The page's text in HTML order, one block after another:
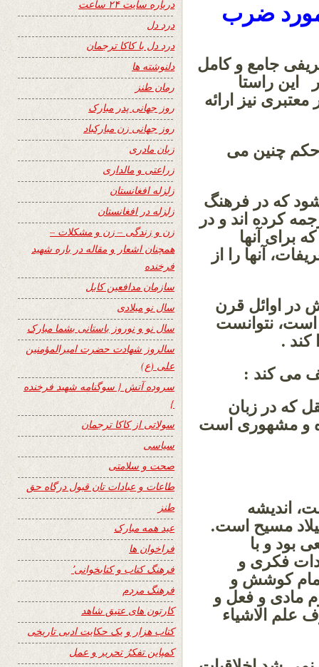
ضرب
جامع و کامل
این راستا
نیز ارائه
حکم چنین می
که در فرهنگ
کرده اند و در
برای آنها
آنها را از
در اوائل قرن
است، نتوانست
کند .
می کند :
که در زبان
و مشهوری است
اندیشه
مسیح است.
بود و با
فکری و
کوشش و
مادی و فعل و
علم الاشیاء
درباره سایت ۲۴ ساعت
درد دل
درد دل با کاکا ترجمان
دلنوشته ها
رمان طنز
روز جهانی پدر مبارک
روز جهانی زن مبارکباد
زبان مادری
زراعتی و مالداری
زلزله افغانستان
زلزله در افغانستان
زن و زندگی – زن و مشکلات –
همچنان اشعار و مقاله در باره شهید
فرخنده
سازمان مدافعین کابل
سال نو میلادی
سال نو و نوروز باستانی بشما مبارک
سالروز شهادت حضرت امیرالمؤمنین
علی (ع)
سروده آتش { سوگنامه شهید فرخنده
}
سولاتی از کاکا ترجمان
سیاسی
صحت و سلامتی
طاعات و عبادات تان قبول درگاه حق
طنز
عید همه مبارک
فراخوان ها
فرهنگ کتاب و کتابخوانی٬
فرهنگ مردم
کارتون های عتیق شاهد
کتاب هزار و یک حکایت ادبی تاریخی
کمپاین تفکرُ تحریر و عمل